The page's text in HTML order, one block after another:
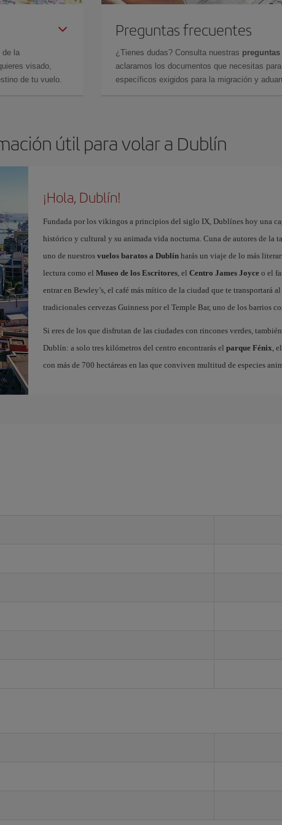
de la
visado,
de tu vuelo.
Preguntas frecuentes
¿Tienes dudas? Consulta nuestras
aclaramos los documentos que necesitas
específicos exigidos para la migración y
útil para volar a Dublín
¡Hola, Dublín!
Fundada por los vikingos a principios del siglo IX, Dublínes hoy una
histórico y cultural y su animada vida nocturna. Cuna de autores de la
uno de nuestros vuelos baratos a Dublínharás un viaje de lo más
lectura como el Museo de los Escritores, el Centro James Joyceo el
entrar en Bewley’s, el café más mítico de la ciudad que te transportará
tradicionales cervezas Guinness por el Temple Bar, uno de los barrios
Si eres de los que disfrutan de las ciudades con rincones verdes,
Dublín: a solo tres kilómetros del centro encontrarás el parque Fénix, el
con más de 700 hectáreas en las que conviven multitud de especies